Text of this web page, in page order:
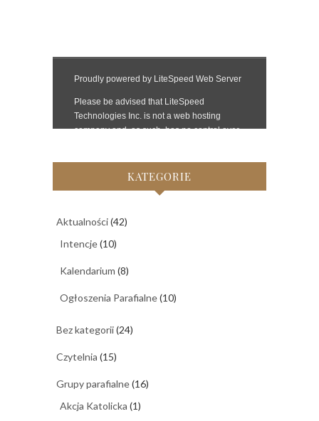
KATEGORIE
Aktualności(42)
Intencje(10)
Kalendarium (8)
Ogłoszenia Parafialne(10)
Bez kategorii(24)
Czytelnia (15)
Grupy parafialne(16)
Akcja Katolicka (1)